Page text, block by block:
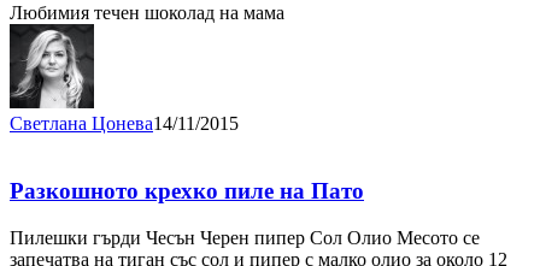
Любимия течен шоколад на мама
Светлана Цонева14/11/2015
Разкошното крехко пиле на Пато
Пилешки гърди Чесън Черен пипер Сол Олио Месото се
запечатва на тиган със сол и пипер с малко олио за около 12